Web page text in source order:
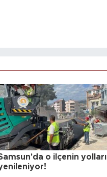
o ilçenin yolları